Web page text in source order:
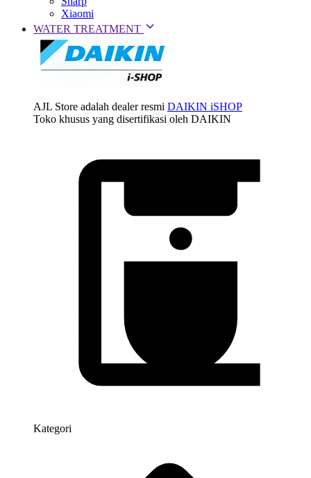
Xiaomi
WATER TREATMENT
AJL Store adalah dealer resmi DAIKIN iSHOP
Toko khusus yang disertifikasi oleh DAIKIN
Kategori